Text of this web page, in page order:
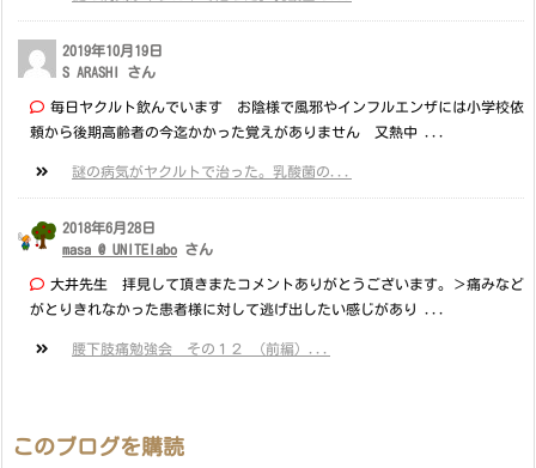
2019年10月19日
S ARASHI さん
毎日ヤクルト飲んでいます お陰様で風邪やインフルエンザには小学校依
頼から後期高齢者の今迄かかった覚えがありません 又熱中 ...
謎の病気がヤクルトで治った。乳酸菌の...
2018年6月28日
masa @ UNITElabo さん
大井先生 拝見して頂きまたコメントありがとうございます。＞痛みなど
がとりきれなかった患者様に対して逃げ出したい感じがあり ...
腰下肢痛勉強会 その１２ （前編）...
このブログを購読